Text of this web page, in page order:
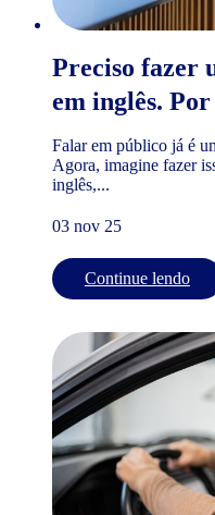
Preciso fazer
em inglês.
Falar em público já é
Agora, imagine fazer
inglês,...
03 nov 25
Continue lendo